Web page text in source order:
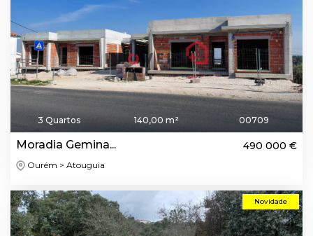
3 Quartos 140,00 m² 00709
Moradia Gemina... 490 000 €
Ourém > Atouguia
Novidade